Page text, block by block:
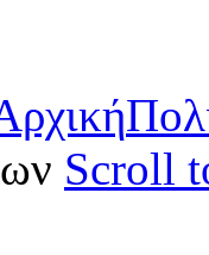
Scroll